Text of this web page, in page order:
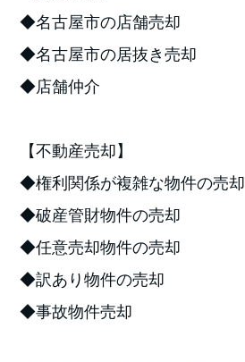
◆名古屋市の店舗売却
◆名古屋市の居抜き売却
◆店舗仲介
【不動産売却】
◆権利関係が複雑な物件の売却
◆破産管財物件の売却
◆任意売却物件の売却
◆訳あり物件の売却
◆事故物件売却